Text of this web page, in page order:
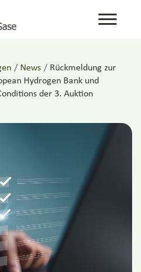
Toggle
/ News / Rückmeldung zur
Hydrogen Bank und
der 3. Auktion